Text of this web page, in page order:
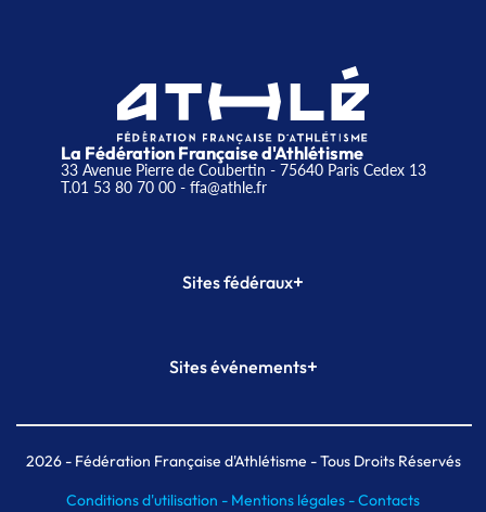
La Fédération Française d'Athlétisme
33 Avenue Pierre de Coubertin - 75640 Paris Cedex 13
T.01 53 80 70 00- ffa@athle.fr
Sites fédéraux+
Plateforme Formation
Sites événements+
Meeting de Paris indoor
MAIF Ekiden de Paris
2026- Fédération Française d'Athlétisme - Tous Droits Réservés
Conditions d'utilisation - Mentions légales -Contacts